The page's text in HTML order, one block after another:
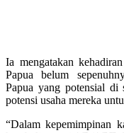
Ia mengatakan
Papua belum
Papua yang potensial di
potensi usaha mereka
“Dalam kepemimpinan